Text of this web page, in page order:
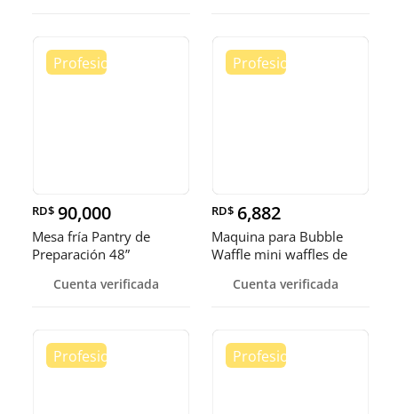
RD$ 90,000
Mesa fría Pantry de
Preparación 48”
Cuenta verificada
RD$ 6,882
Maquina para Bubble
Waffle mini waffles de
Cuenta verificada